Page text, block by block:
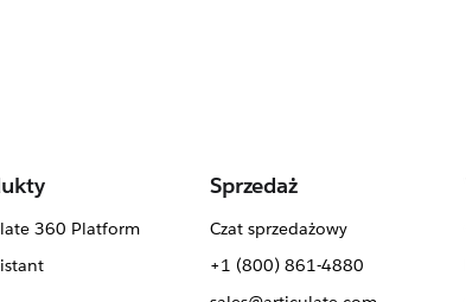
360 Platform
Sprzedaż
Czat sprzedażowy
+1 (800) 861-4880